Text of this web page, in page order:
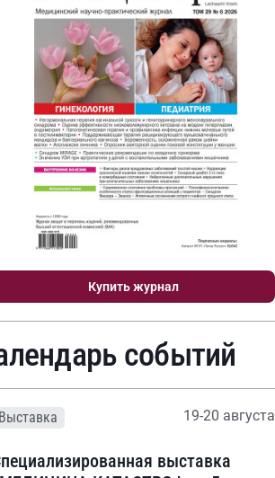
Купить журнал
событий
Выставка 19-20 августа
выставка